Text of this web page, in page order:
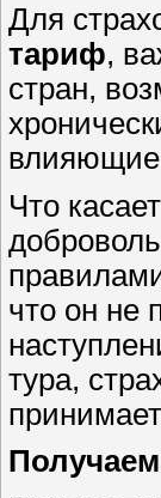
Для
тариф,
стран,
влияющие
Что
что он не
тура,